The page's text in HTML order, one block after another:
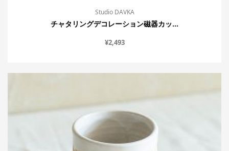
Studio DAVKA
チャタリングデコレーション磁器カッ...
¥2,493